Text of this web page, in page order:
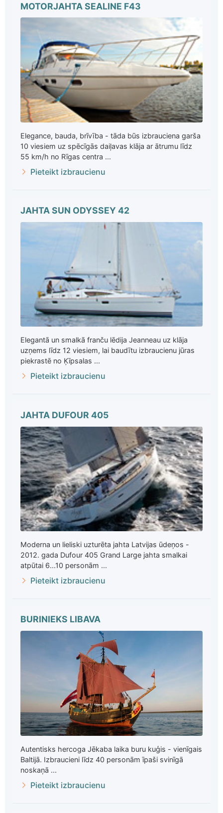
MOTORJAHTA SEALINE F43
Elegance, bauda, brīvība - tāda būs izbrauciena garša
10 viesiem uz spēcīgās daiļavas klāja ar ātrumu līdz
55 km/h no Rīgas centra ...
Pieteikt izbraucienu
JAHTA SUN ODYSSEY 42
Elegantā un smalkā franču lēdija Jeanneau uz klāja
uzņems līdz 12 viesiem, lai baudītu izbraucienu jūras
piekrastē no Ķīpsalas ...
Pieteikt izbraucienu
JAHTA DUFOUR 405
Moderna un lieliski uzturēta jahta Latvijas ūdeņos -
2012. gada Dufour 405 Grand Large jahta smalkai
atpūtai 6...10 personām ...
Pieteikt izbraucienu
BURINIEKS LIBAVA
Autentisks hercoga Jēkaba laika buru kuģis - vienīgais
Baltijā. Izbraucieni līdz 40 personām īpaši svinīgā
noskaņā ...
Pieteikt izbraucienu